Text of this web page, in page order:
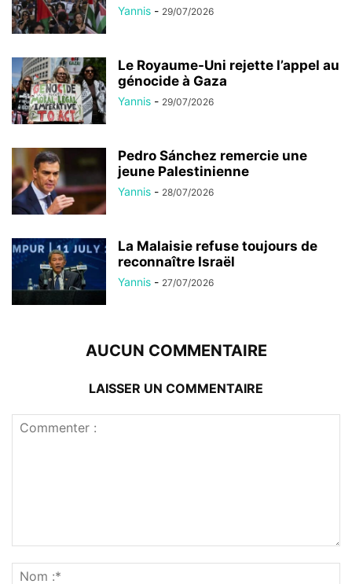
Yannis - 29/07/2026
Le Royaume-Uni rejette l’appel au
génocide à Gaza
Yannis - 29/07/2026
Pedro Sánchez remercie une
jeune Palestinienne
Yannis - 28/07/2026
La Malaisie refuse toujours de
reconnaître Israël
Yannis - 27/07/2026
AUCUN COMMENTAIRE
LAISSER UN COMMENTAIRE